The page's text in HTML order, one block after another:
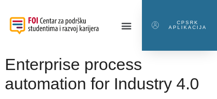
CPSRK
APLIKACIJA
Enterprise process
automation for Industry 4.0